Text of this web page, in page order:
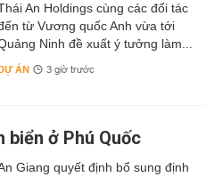
An Holdings cùng các đối tác
từ Vương quốc Anh vừa tới
Ninh đề xuất ý tưởng làm...
ÁN 3 giờ trước
biển ở Phú Quốc
Giang quyết định bổ sung định